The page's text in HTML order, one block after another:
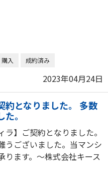
購入 成約済み
2023年04月24日
約となりました。 多数
。
ラ】ご契約となりました。
うございました。当マンシ
ります。～株式会社キース